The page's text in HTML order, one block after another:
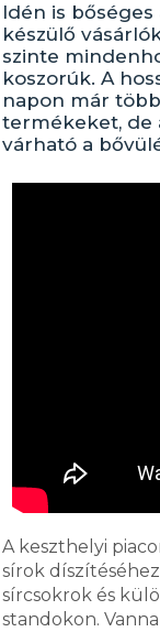
Idén is
készülő
szinte
koszorúk. A
napon már
termékeket, de
várható a
A keszthelyi
sírok
sírcsokrok és
standokon.